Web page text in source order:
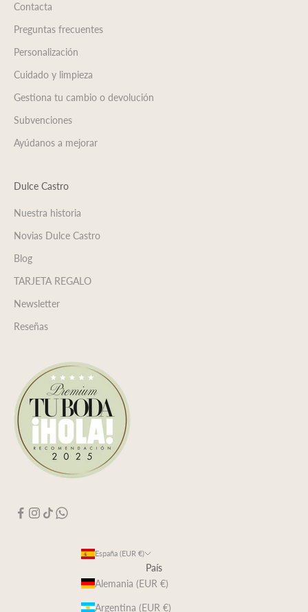
Contacta
Preguntas frecuentes
Personalización
Cuidado y limpieza
Gestiona tu cambio o devolución
Subvenciones
Ayúdanos a mejorar
Dulce Castro
Nuestra historia
Novias Dulce Castro
Blog
TARJETA REGALO
Newsletter
Reseñas
España (EUR €)
País
Alemania (EUR €)
Argentina (EUR €)